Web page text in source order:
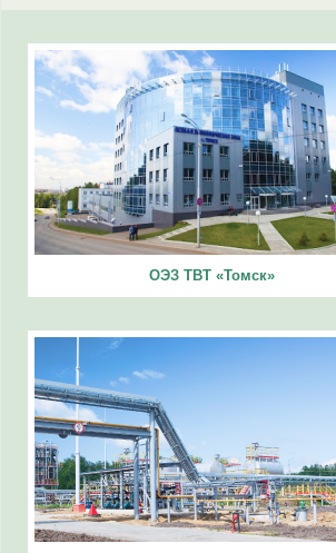
ОЭЗ ТВТ «Томск»